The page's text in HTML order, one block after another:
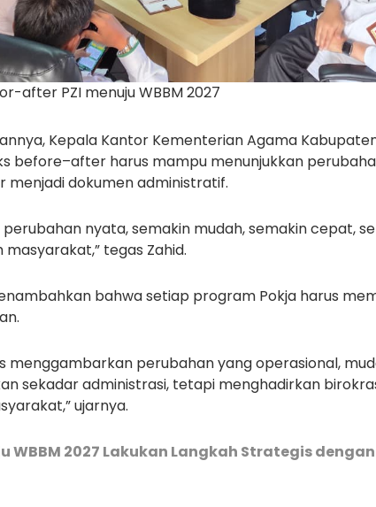
after PZI menuju WBBM 2027
Kepala Kantor Kementerian Agama
before–after harus mampu menunjukkan
menjadi dokumen administratif.
nyata, semakin mudah, semakin cepat,
tegas Zahid.
bahwa setiap program Pokja harus
menggambarkan perubahan yang operasional,
sekadar administrasi, tetapi menghadirkan
ujarnya.
WBBM 2027 Lakukan Langkah Strategis dengan